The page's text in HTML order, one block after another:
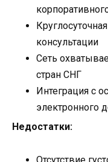
консультации
Сеть
стран СНГ
Интеграция с
электронного
Недостатки:
Отсутствие